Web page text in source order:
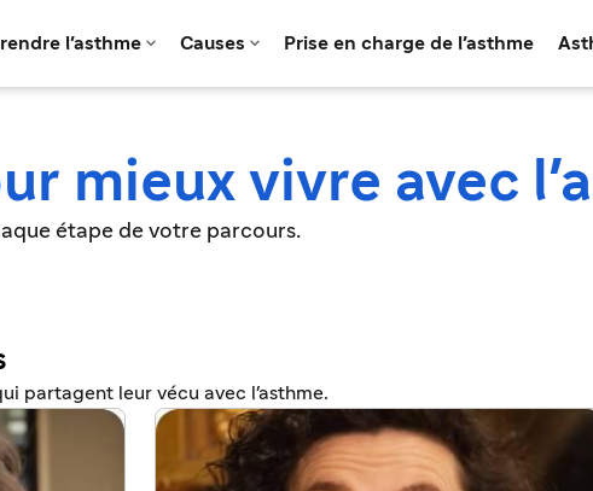
l'asthme Causes  Prise en charge de l'asthme
mieux vivre avec
étape de votre parcours.
partagent leur vécu avec l'asthme.